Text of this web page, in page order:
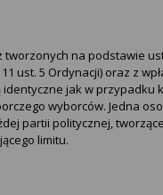
na podstawie
ust. 5 Ordynacji) oraz z
identyczne jak w przypadku
wyborców. Jedna
partii politycznej,
limitu.